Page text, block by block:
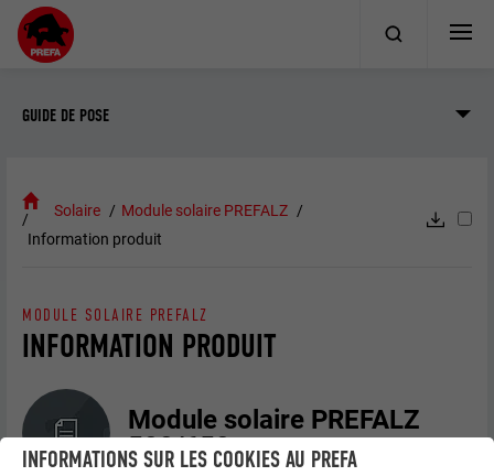
GUIDE DE POSE
Solaire
Module solaire PREFALZ
Information produit
INFORMATION PRODUIT
MODULE SOLAIRE PREFALZ
Module solaire PREFALZ
500/650
INFORMATIONS SUR LES COOKIES AU PREFA